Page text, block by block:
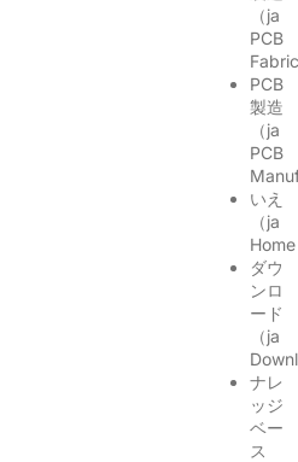
（ja
PCB
PCB
製造
（ja
PCB
いえ
（ja
ダウ
ンロ
ード
（ja
ナレ
ッジ
ベー
ス